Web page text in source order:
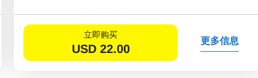
立即购买
USD 22.00
更多信息